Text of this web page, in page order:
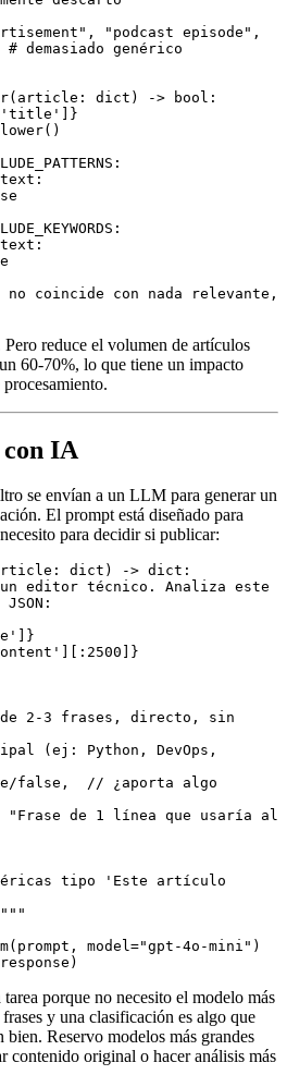
, "podcast episode" ,
# demasiado genérico
( article : dict ) -> bool :
'title' ] }
lower()
:
text :
:
text :
no coincide con nada relevante,
reduce el volumen de artículos
60-70%, lo que tiene un impacto
con IA
se envían a un LLM para generar un
El prompt está diseñado para
para decidir si publicar:
: dict ) -> dict :
editor técnico. Analiza este
}
: 2500
}
tipo 'Este artículo
(prompt, model="gpt-4o-mini" )
tarea porque no necesito el modelo más
y una clasificación es algo que
bien. Reservo modelos más grandes
contenido original o hacer análisis más